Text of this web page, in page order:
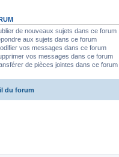
de nouveaux sujets dans ce forum
aux sujets dans ce forum
vos messages dans ce forum
vos messages dans ce forum
de pièces jointes dans ce forum
du forum